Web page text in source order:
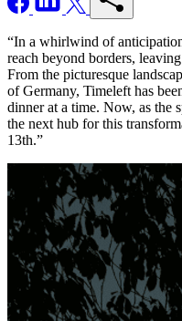
“In a whirlwind of
reach beyond borders,
From the picturesque
of Germany, Timeleft has
dinner at a time. Now, as the
the next hub for this
13th.”